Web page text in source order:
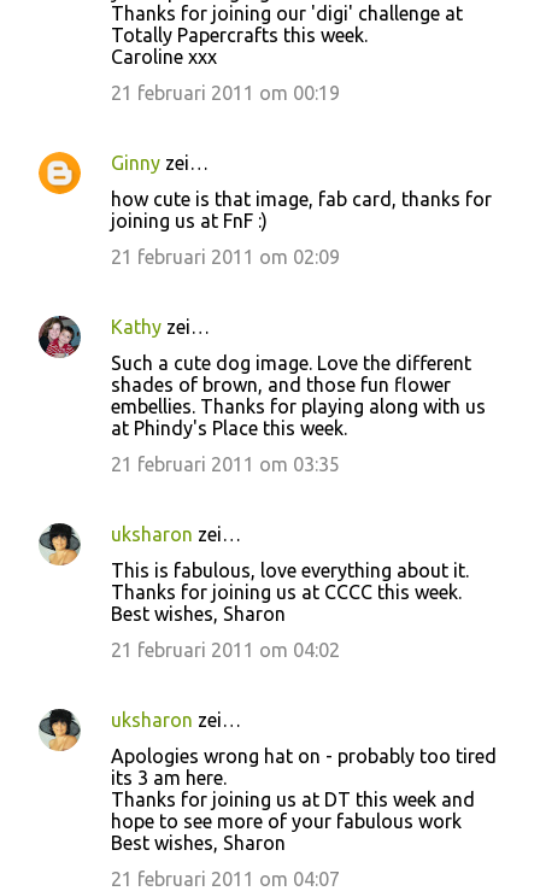
Thanks for joining our 'digi' challenge at
Totally Papercrafts this week.
Caroline xxx
21 februari 2011 om 00:19
Ginny zei…
how cute is that image, fab card, thanks for
joining us at FnF :)
21 februari 2011 om 02:09
Kathy zei…
Such a cute dog image. Love the different
shades of brown, and those fun flower
embellies. Thanks for playing along with us
at Phindy's Place this week.
21 februari 2011 om 03:35
uksharon zei…
This is fabulous, love everything about it.
Thanks for joining us at CCCC this week.
Best wishes, Sharon
21 februari 2011 om 04:02
uksharon zei…
Apologies wrong hat on - probably too tired
its 3 am here.
Thanks for joining us at DT this week and
hope to see more of your fabulous work
Best wishes, Sharon
21 februari 2011 om 04:07